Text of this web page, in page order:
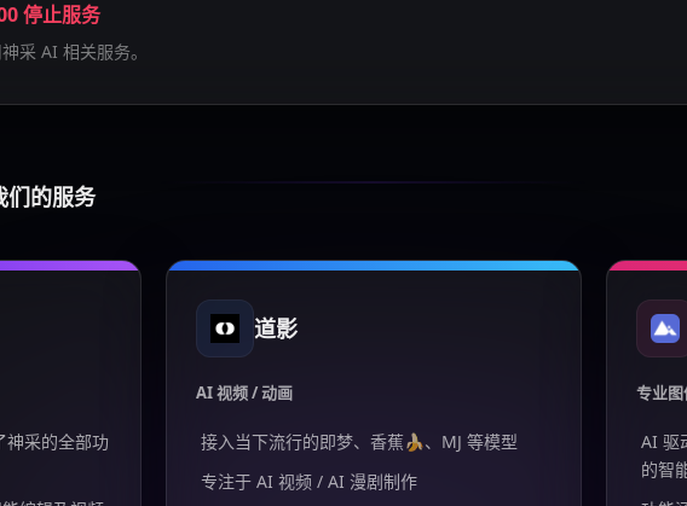
停止服务
采 AI 相关服务。
们的服务
神采的全部功
道影
AI 视频 / 动画
接入当下流行的即梦、香蕉🍌、MJ 等模型
专注于 AI 视频 / AI 漫剧制作
专业
AI 驱
的智